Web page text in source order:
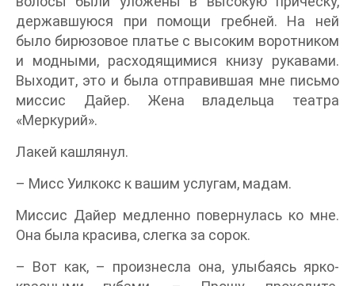
державшуюся при помощи гребней. На ней
было бирюзовое платье с высоким воротником
и модными, расходящимися книзу рукавами.
Выходит, это и была отправившая мне письмо
миссис Дайер. Жена владельца театра
«Меркурий».
Лакей кашлянул.
– Мисс Уилкокс к вашим услугам, мадам.
Миссис Дайер медленно повернулась ко мне.
Она была красива, слегка за сорок.
– Вот как, – произнесла она, улыбаясь ярко-